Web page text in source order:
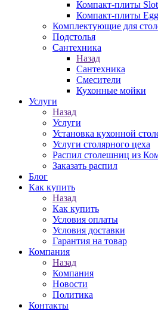
Компакт-плиты
Компакт-плиты
Комплектующие для
Подстолья
Сантехника
Назад
Сантехника
Смесители
Кухонные мойки
Услуги
Назад
Услуги
Установка кухонной
Услуги столярного цеха
Распил столешниц из
Заказать распил
Блог
Как купить
Назад
Как купить
Условия оплаты
Условия доставки
Гарантия на товар
Компания
Назад
Компания
Новости
Политика
Контакты